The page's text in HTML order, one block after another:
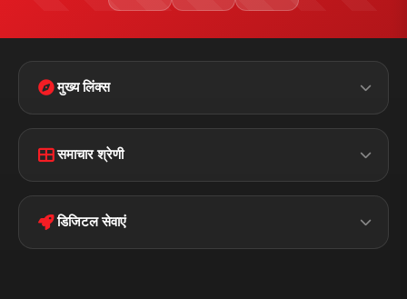
मुख्य लिंक्स
Disclaimer
Terms &
Privacy Policy
समाचार श्रेणी
पॉलिटिकल झारखण्ड
डिजिटल सेवाएं